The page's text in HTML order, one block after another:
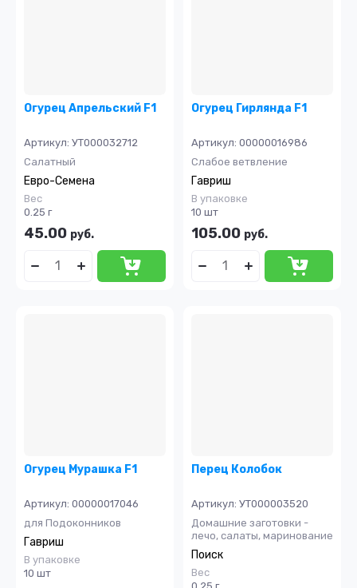
Огурец Апрельский F1
Артикул: УТ000032712
Салатный
Евро-Семена
Вес
0.25 г
45.00 руб.
Огурец Гирлянда F1
Артикул: 00000016986
Слабое ветвление
Гавриш
В упаковке
10 шт
105.00 руб.
Огурец Мурашка F1
Артикул: 00000017046
для Подоконников
Гавриш
В упаковке
10 шт
Перец Колобок
Артикул: УТ000003520
Домашние заготовки -
лечо, салаты, маринование
Поиск
Вес